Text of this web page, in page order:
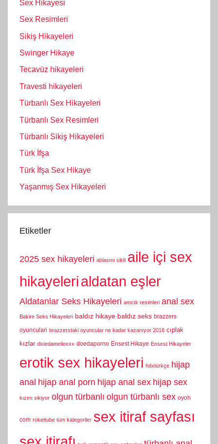
Sex Hikayesi
Sex Resimleri
Sikiş Hikayeleri
Swinger Hikaye
Tecavüz hikayeleri
Travesti hikayeleri
Türbanlı Sex Hikayeleri
Türbanlı Sex Resimleri
Türbanlı Sikiş Hikayeleri
Türk İfşa
Türk İfşa Sex Hikaye
Yaşanmış Sex Hikayeleri
Etiketler
2025 sex hikayeleri ablasını sikti aile içi sex
hikayelerialdatan eşler
Aldatanlar Seks Hikayeleri amcık resimleri anal sex
Bakire Seks Hikayeleri baldız hikaye baldız seks brazzers
oyunculari brazzerstaki oyuncular ne kadar kazanıyor 2018 cıplak
kızlar dixiedamelioxxx doedaporno Ensest Hikaye Ensest Hikayeler
erotik sex hikayeleri hdxtürkçe hijap
anal hijap anal porn hijap anal sex hijap sex
kızını sikiyor olgun türbanlı olgun türbanlı sex oyoh
com rokettube tüm kategoriler sex itiraf sayfası